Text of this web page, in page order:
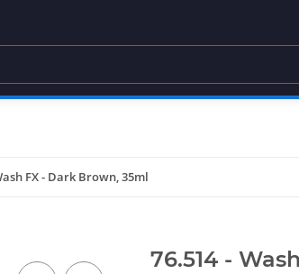
FX - Dark Brown, 35ml
76.514 -